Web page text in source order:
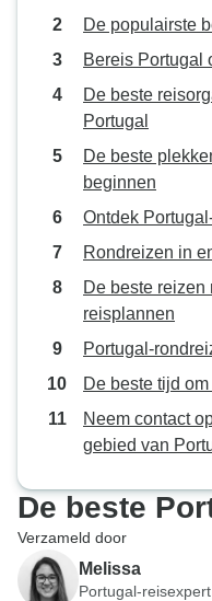
De populairste
Bereis Portugal
De beste
Portugal
De beste
beginnen
Ontdek
Rondreizen in
De beste
reisplannen
Portugal-
De beste tijd
Neem contact
gebied van
De beste
Verzameld door
Melissa
Portugal-